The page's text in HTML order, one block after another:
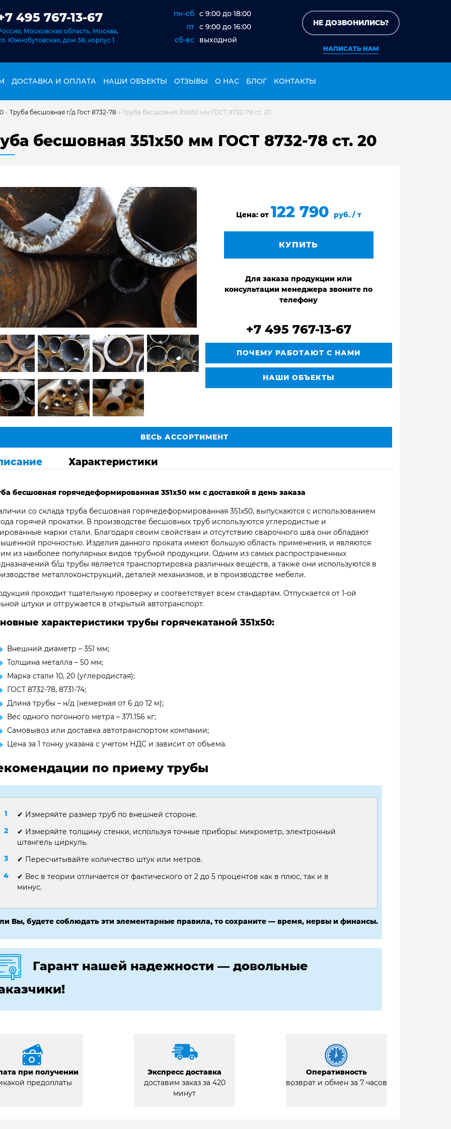
495 767-13-67
Московская область, Москва,
Южнобутовская, дом 38, корпус 1
пн-сб c 9:00 до 18:00
пт c 9:00 до 16:00
сб-вс
выходной
НЕ ДОЗВОНИЛИСЬ?
НАПИСАТЬ НАМ
ДОСТАВКА И ОПЛАТА НАШИ ОБЪЕКТЫ ОТЗЫВЫ О НАС БЛОГ КОНТАКТЫ
» Труба бесшовная г/д Гост 8732-78 » Труба бесшовная 351х50 мм ГОСТ 8732-78 ст. 20
бесшовная 351х50 мм ГОСТ 8732-78 ст. 20
Цена: от 122 790 руб. / т
КУПИТЬ
Для заказа продукции или
консультации менеджера звоните по
телефону
+7 495 767-13-67
ПОЧЕМУ РАБОТАЮТ С НАМИ
НАШИ ОБЪЕКТЫ
ВЕСЬ АССОРТИМЕНТ
Характеристики
бесшовная горячедеформированная 351х50 мм с доставкой в день заказа
со склада труба бесшовная горячедеформированная 351х50, выпускаются с использованием
горячей прокатки. В производстве бесшовных труб используются углеродистые и
марки стали. Благодаря своим свойствам и отсутствию сварочного шва они обладают
прочностью. Изделия данного проката имеют большую область применения, и являются
из наиболее популярных видов трубной продукции. Одним из самых распространенных
б/ш трубы является транспортировка различных веществ, а также они используются в
металлоконструкций, деталей механизмов, и в производстве мебели.
проходит тщательную проверку и соответствует всем стандартам. Отпускается от 1-ой
штуки и отгружается в открытый автотранспорт.
характеристики трубы горячекатаной 351х50:
Внешний диаметр – 351 мм;
Толщина металла – 50 мм;
Марка стали 10, 20 (углеродистая);
ГОСТ 8732-78, 8731-74;
Длина трубы – н/д (немерная от 6 до 12 м);
Вес одного погонного метра – 371.156 кг;
Самовывоз или доставка автотранспортом компании;
Цена за 1 тонну указана с учетом НДС и зависит от объема.
по приему трубы
✔ Измеряйте размер труб по внешней стороне.
✔ Измеряйте толщину стенки, используя точные приборы: микрометр, электронный
штангель циркуль.
✔ Пересчитывайте количество штук или метров.
✔ Вес в теории отличается от фактического от 2 до 5 процентов как в плюс, так и в
минус.
Вы, будете соблюдать эти элементарные правила, то сохраните — время, нервы и финансы.
Гарант нашей надежности — довольные
при получении
предоплаты
Экспресс доставка
доставим заказ за 420
минут
Оперативность
возврат и обмен за 7 часов